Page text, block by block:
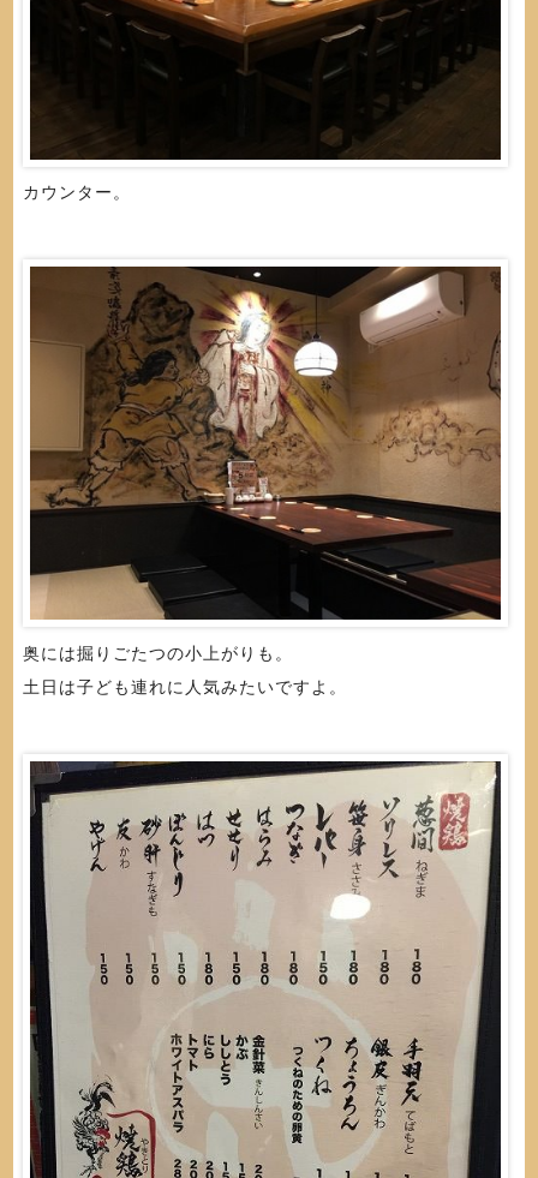
カウンター。
奥には掘りごたつの小上がりも。
土日は子ども連れに人気みたいですよ。